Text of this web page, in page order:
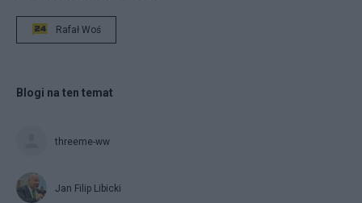
Rafał Woś
Blogi na ten temat
threeme-ww
Jan Filip Libicki